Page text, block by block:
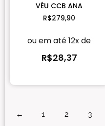
VÉU CCB ANA
R$279,90
ou em até 12x de
R$28,37
← 1 2 3